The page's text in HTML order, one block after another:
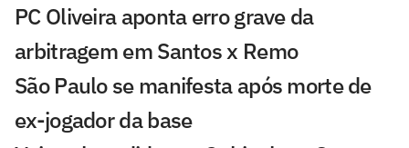
PC Oliveira aponta erro grave da
arbitragem em Santos x Remo
São Paulo se manifesta após morte de
ex-jogador da base